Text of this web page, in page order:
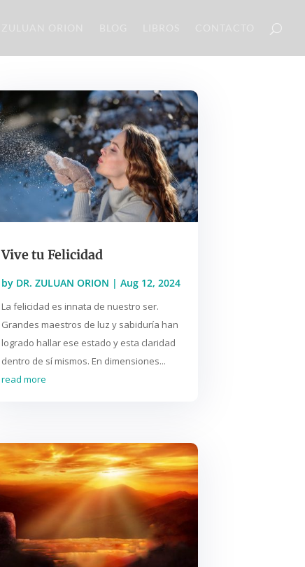
Vive tu Felicidad
by DR. ZULUAN ORION | Aug 12, 2024
La felicidad es innata de nuestro ser.
Grandes maestros de luz y sabiduría han
logrado hallar ese estado y esta claridad
dentro de sí mismos. En dimensiones...
read more